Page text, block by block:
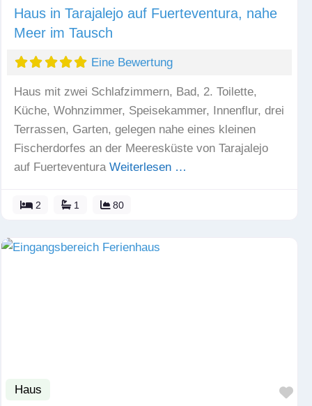
Haus in Tarajalejo auf Fuerteventura, nahe
Meer im Tausch
Eine Bewertung
Haus mit zwei Schlafzimmern, Bad, 2. Toilette,
Küche, Wohnzimmer, Speisekammer, Innenflur, drei
Terrassen, Garten, gelegen nahe eines kleinen
Fischerdorfes an der Meeresküste von Tarajalejo
auf Fuerteventura Weiterlesen …
2 1 80
Haus